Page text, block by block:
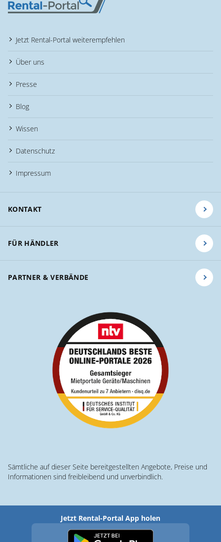
Jetzt Rental-Portal weiterempfehlen
Über uns
Presse
Blog
Wissen
Datenschutz
Impressum
KONTAKT
FÜR HÄNDLER
PARTNER & VERBÄNDE
Sämtliche auf dieser Seite bereitgestellten Angebote, Preise und
Informationen sind freibleibend und unverbindlich.
Jetzt Rental-Portal App holen